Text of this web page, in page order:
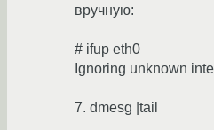
вручную:
# ifup eth0
Ignoring unknown
7. dmesg |tail